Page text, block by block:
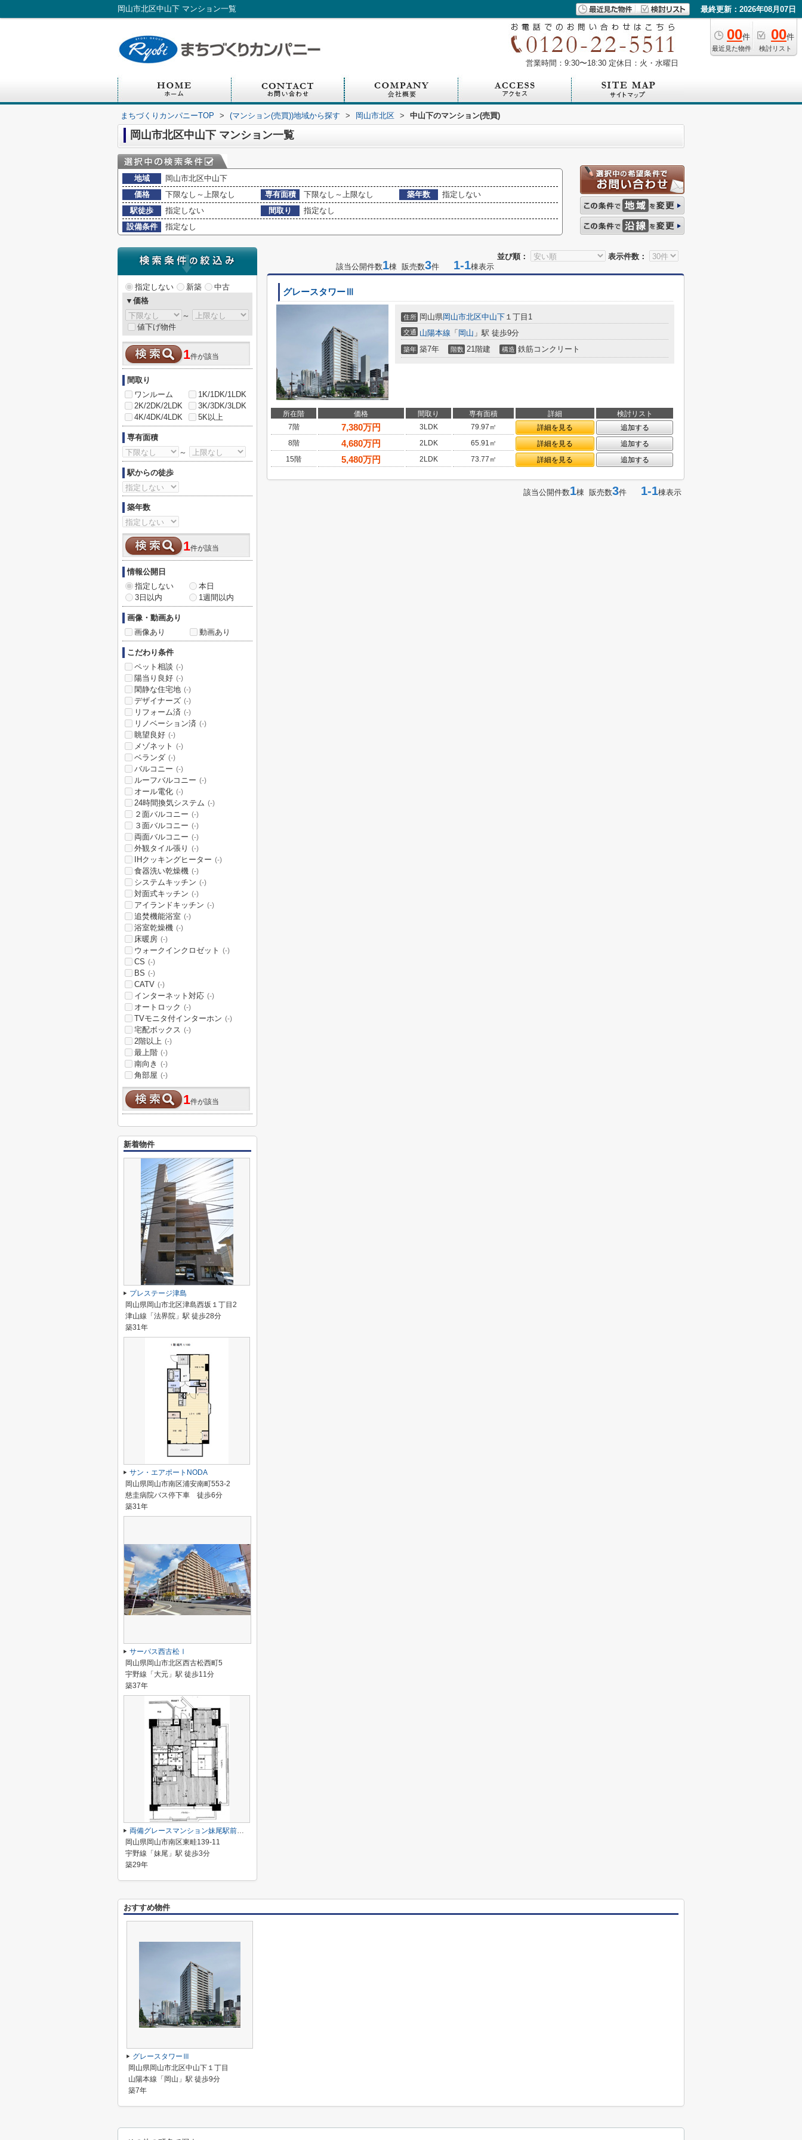
岡山市北区中山下 マンション一覧 最終更新：2026年08月07日
00件
最近見た物件
00件
検討リスト
営業時間：9:30〜18:30 定休日：火・水曜日
まちづくりカンパニーTOP > (マンション(売買))地域から探す > 岡山市北区 > 中山下のマンション(売買)
岡山市北区中山下 マンション一覧
地域
岡山市北区中山下
価格
下限なし～上限なし 専有面積 下限なし～上限なし 築年数
指定しない
駅徒歩
指定しない 間取り
指定なし
設備条件
指定なし
並び順：
表示件数：
該当公開件数1棟 販売数3件 1-1棟表示
グレースタワーⅢ
住所 岡山県岡山市北区中山下 １丁目1
交通 山陽本線 「 岡山 」駅 徒歩9分
築年 築7年 階数 21階建 構造 鉄筋コンクリート
所在階 価格 間取り 専有面積 詳細
検討リスト
7階
7,380万円 3LDK 79.97㎡ 詳細を見る
追加する
8階
4,680万円 2LDK 65.91㎡ 詳細を見る
追加する
15階
5,480万円 2LDK 73.77㎡ 詳細を見る 追加する
該当公開件数1棟 販売数3件 1-1棟表示
指定しない 新築
中古
▼価格
～
値下げ物件
1件が該当
間取り
ワンルーム
1K/1DK/1LDK
2K/2DK/2LDK
3K/3DK/3LDK
4K/4DK/4LDK
5K以上
専有面積
～
駅からの徒歩
築年数
1件が該当
情報公開日
指定しない
本日
3日以内
1週間以内
画像・動画あり
画像あり
動画あり
こだわり条件
ペット相談 (-)
陽当り良好 (-)
閑静な住宅地 (-)
デザイナーズ (-)
リフォーム済 (-)
リノベーション済 (-)
眺望良好 (-)
メゾネット (-)
ベランダ (-)
バルコニー (-)
ルーフバルコニー (-)
オール電化 (-)
24時間換気システム (-)
２面バルコニー (-)
３面バルコニー (-)
両面バルコニー (-)
外観タイル張り (-)
IHクッキングヒーター (-)
食器洗い乾燥機 (-)
システムキッチン (-)
対面式キッチン (-)
アイランドキッチン (-)
追焚機能浴室 (-)
浴室乾燥機 (-)
床暖房 (-)
ウォークインクロゼット (-)
CS (-)
BS (-)
CATV (-)
インターネット対応 (-)
オートロック (-)
TVモニタ付インターホン (-)
宅配ボックス (-)
2階以上 (-)
最上階 (-)
南向き (-)
角部屋 (-)
1件が該当
新着物件
プレステージ津島
岡山県岡山市北区津島西坂１丁目2
津山線「法界院」駅 徒歩28分
築31年
サン・エアポートNODA
岡山県岡山市南区浦安南町553-2
慈圭病院バス停下車 徒歩6分
築31年
サーパス西古松Ⅰ
岡山県岡山市北区西古松西町5
宇野線「大元」駅 徒歩11分
築37年
両備グレースマンション妹尾駅前弐番館
岡山県岡山市南区東畦139-11
宇野線「妹尾」駅 徒歩3分
築29年
おすすめ物件
グレースタワーⅢ
岡山県岡山市北区中山下１丁目
山陽本線「岡山」駅 徒歩9分
築7年